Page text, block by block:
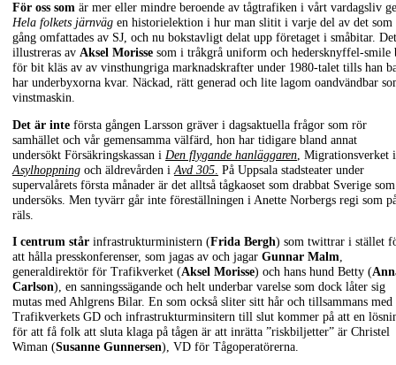
För oss som är mer eller mindre beroende av tågtrafiken i vårt vardagsliv
Hela folkets järnväg en historielektion i hur man slitit i varje del av det som
gång omfattades av SJ, och nu bokstavligt delat upp företaget i småbitar.
illustreras av Aksel Morisse som i tråkgrå uniform och hedersknyffel-smile
för bit kläs av av vinsthungriga marknadskrafter under 1980-talet tills han
har underbyxorna kvar. Näckad, rätt generad och lite lagom oandvändbar
vinstmaskin.
Det är inte första gången Larsson gräver i dagsaktuella frågor som rör
samhället och vår gemensamma välfärd, hon har tidigare bland annat
undersökt Försäkringskassan i Den flygande hanläggaren , Migrationsverket i
Asylhoppning och äldrevården i Avd 305 På Uppsala stadsteater under
supervalårets första månader är det alltså tågkaoset som drabbat Sverige som
undersöks. Men tyvärr går inte föreställningen i Anette Norbergs regi som
räls.
I centrum står infrastrukturministern (Frida Bergh) som twittrar i stället
att hålla presskonferenser, som jagas av och jagar Gunnar Malm,
generaldirektör för Trafikverket (Aksel Morisse) och hans hund Betty (
Carlson), en sanningssägande och helt underbar varelse som dock låter sig
mutas med Ahlgrens Bilar. En som också sliter sitt hår och tillsammans med
Trafikverkets GD och infrastrukturminsitern till slut kommer på att en
för att få folk att sluta klaga på tågen är att inrätta ”riskbiljetter” är Christel
Wiman (Susanne Gunnersen), VD för Tågoperatörerna.